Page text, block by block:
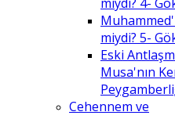
miydi? 5-
Eski
Musa'nın
Cehennem ve